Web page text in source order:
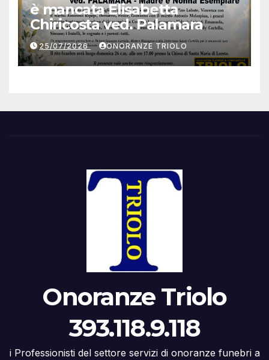
è mancata Elisabetta
Chiricosta ved. Palamara
25/07/2026 ONORANZE TRIOLO
Onoranze Triolo
393.118.9.118
i Professionisti del settore servizi di onoranze funebri a